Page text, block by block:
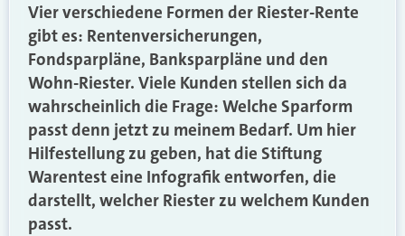
Vier verschiedene Formen der Riester-Rente
gibt es: Rentenversicherungen,
Fondsparpläne, Banksparpläne und den
Wohn-Riester. Viele Kunden stellen sich da
wahrscheinlich die Frage: Welche Sparform
passt denn jetzt zu meinem Bedarf. Um hier
Hilfestellung zu geben, hat die Stiftung
Warentest eine Infografik entworfen, die
darstellt, welcher Riester zu welchem Kunden
passt.